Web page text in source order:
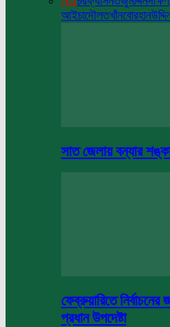
আইচাদৌলতখাঁন
সাত জেলায় বন্যার শঙ্কা,
ফেব্রুয়ারিতে
প্রধান উপদেষ্টা